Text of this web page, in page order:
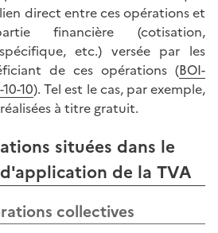
direct entre ces opérations et
financière (cotisation,
etc.) versée par les
de ces opérations (BOI-
10). Tel est le cas, par exemple,
à titre gratuit.
situées dans le
de la TVA
collectives